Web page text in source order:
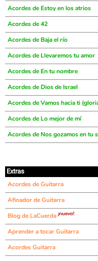
Acordes de Estoy en los atrios
Acordes de 42
Acordes de Baja el río
Acordes de Llevaremos tu amor
Acordes de En tu nombre
Acordes de Dios de Israel
Acordes de Vamos hacia ti
Acordes de Lo mejor de mí
Acordes de Nos gozamos en tu
Extras
Acordes de Guitarra
Afinador de Guitarra
Blog de LaCuerda ¡nuevo!
Aprender a tocar Guitarra
Acordes Guitarra